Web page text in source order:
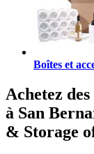
Boîtes et
Achetez
à San
& Storage